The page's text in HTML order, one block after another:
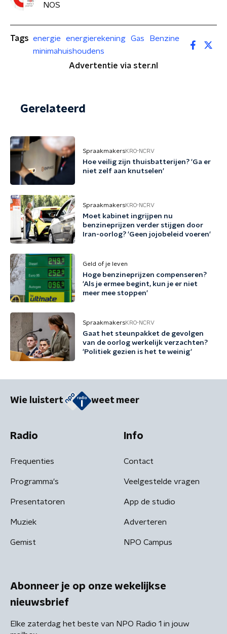
NOS
Tags energie energierekening Gas
Benzine
minimahuishoudens
Advertentie via ster.nl
Gerelateerd
SpraakmakersKRO-NCRV
Hoe veilig zijn thuisbatterijen? 'Ga er
niet zelf aan knutselen'
SpraakmakersKRO-NCRV
Moet kabinet ingrijpen nu
benzineprijzen verder stijgen door
Iran-oorlog? 'Geen jojobeleid voeren'
Geld of je leven
Hoge benzineprijzen compenseren?
'Als je ermee begint, kun je er niet
meer mee stoppen'
SpraakmakersKRO-NCRV
Gaat het steunpakket de gevolgen
van de oorlog werkelijk verzachten?
'Politiek gezien is het te weinig'
Wie luistert weet meer
Radio
Frequenties
Programma's
Presentatoren
Muziek
Gemist
Info
Contact
Veelgestelde vragen
App de studio
Adverteren
NPO Campus
Abonneer je op onze wekelijkse
nieuwsbrief
Elke zaterdag het beste van NPO Radio 1 in jouw